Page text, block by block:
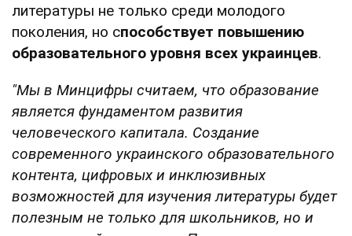
литературы не только среди молодого
поколения, но способствует повышению
образовательного уровня всех украинцев.
"Мы в Минцифры считаем, что образование
является фундаментом развития
человеческого капитала. Создание
современного украинского образовательного
контента, цифровых и инклюзивных
возможностей для изучения литературы будет
полезным не только для школьников, но и